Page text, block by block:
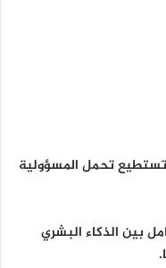
تستطيع تحمل المسؤولية
بين الذكاء البشري